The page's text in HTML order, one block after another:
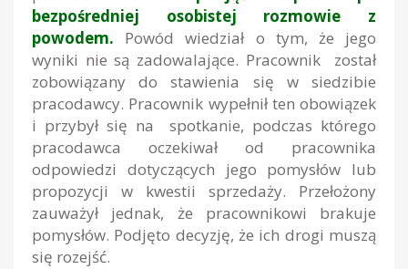
bezpośredniej osobistej rozmowie z
powodem. Powód wiedział o tym, że jego
wyniki nie są zadowalające. Pracownik został
zobowiązany do stawienia się w siedzibie
pracodawcy. Pracownik wypełnił ten obowiązek
i przybył się na spotkanie, podczas którego
pracodawca oczekiwał od pracownika
odpowiedzi dotyczących jego pomysłów lub
propozycji w kwestii sprzedaży. Przełożony
zauważył jednak, że pracownikowi brakuje
pomysłów. Podjęto decyzję, że ich drogi muszą
się rozejść.